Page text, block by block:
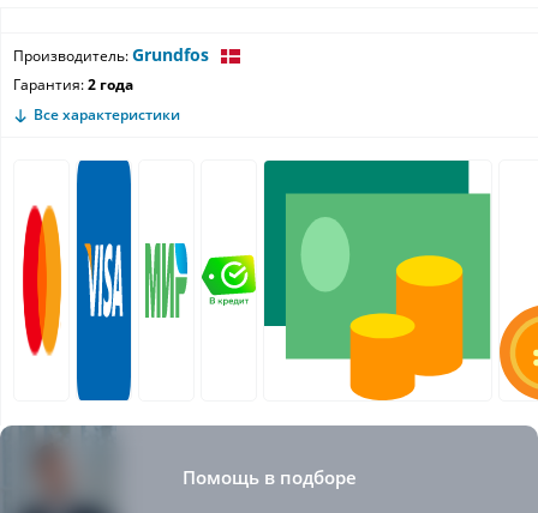
Производитель:Grundfos
Гарантия:2 года
Все характеристики
Помощь в подборе